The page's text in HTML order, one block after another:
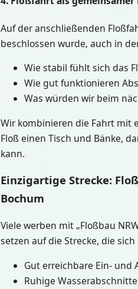
Auf der anschließenden
beschlossen wurde, auch in
Wie stabil fühlt sich das
Wie gut funktionieren
Was würden wir beim
Wir kombinieren die Fahrt mit
Floß einen Tisch und Bänke,
kann.
Einzigartige Strecke:
Bochum
Viele werben mit „Floßbau
setzen auf die Strecke, die
Gut erreichbare Ein-
Ruhige